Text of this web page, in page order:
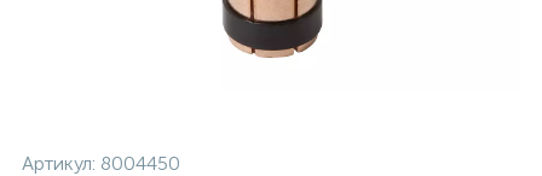
Артикул: 8004450